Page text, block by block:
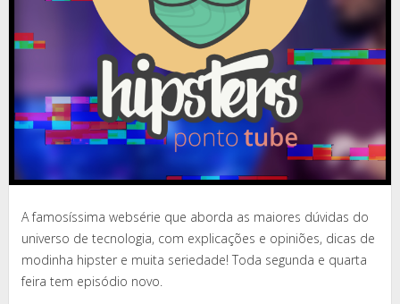
A famosíssima websérie que aborda as maiores dúvidas do
universo de tecnologia, com explicações e opiniões, dicas de
modinha hipster e muita seriedade! Toda segunda e quarta
feira tem episódio novo.